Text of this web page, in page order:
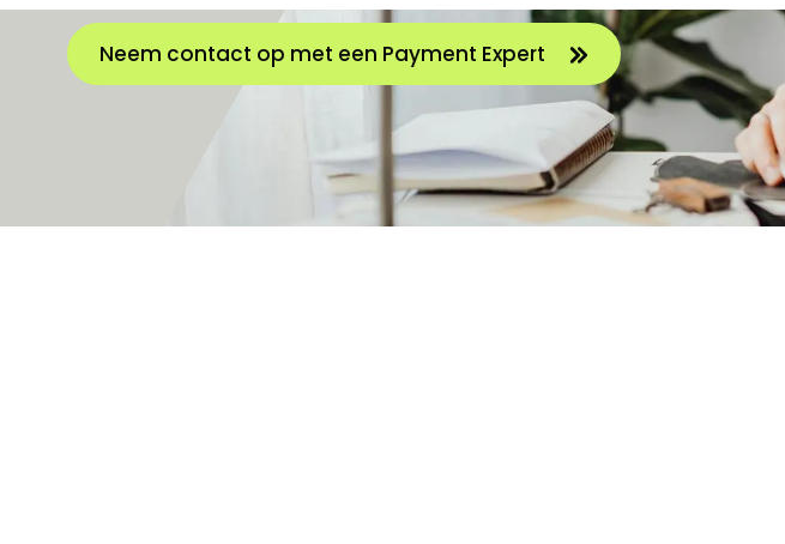
Neem contact op met een Payment Expert